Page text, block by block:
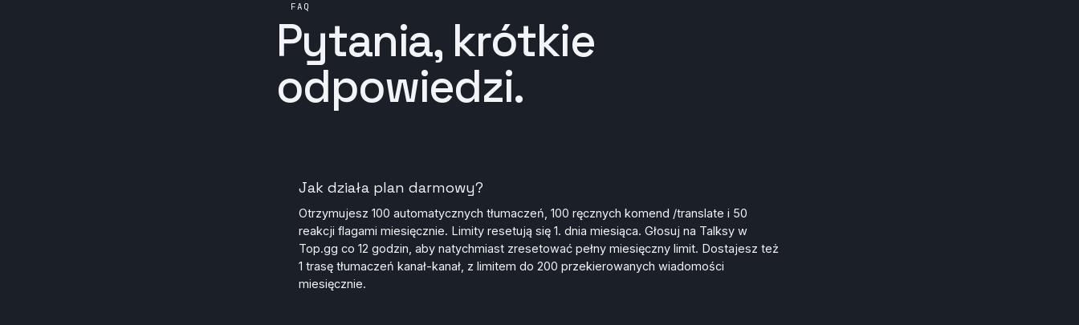
FAQ
Pytania, krótkie
odpowiedzi.
Jak działa plan darmowy?
Otrzymujesz 100 automatycznych tłumaczeń, 100 ręcznych komend /translate i 50
reakcji flagami miesięcznie. Limity resetują się 1. dnia miesiąca. Głosuj na Talksy w
Top.gg co 12 godzin, aby natychmiast zresetować pełny miesięczny limit. Dostajesz też
1 trasę tłumaczeń kanał-kanał, z limitem do 200 przekierowanych wiadomości
miesięcznie.